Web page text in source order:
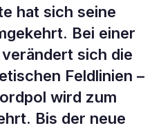
hat sich seine
Bei einer
sich die
Feldlinien –
wird zum
Bis der neue